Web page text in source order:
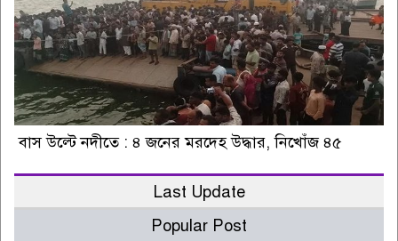
বাস উল্টে নদীতে : ৪ জনের মরদেহ উদ্ধার, নিখোঁজ ৪৫
Last Update
Popular Post